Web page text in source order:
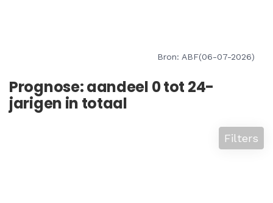
Bron: ABF(06-07-2026)
Prognose: aandeel 0 tot 24-
jarigen in totaal
Filters